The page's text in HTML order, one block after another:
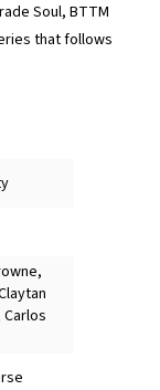
Soul, BTTM
that follows
,
Carlos